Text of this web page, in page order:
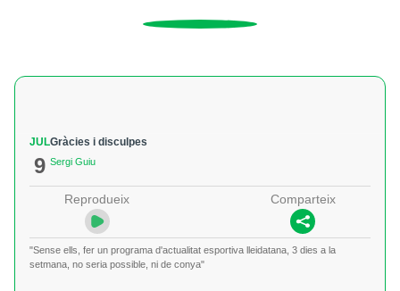
JUL
9
Gràcies i disculpes
Sergi Guiu
Reprodueix Comparteix
"Sense ells, fer un programa d'actualitat esportiva lleidatana, 3 dies a la
setmana, no seria possible, ni de conya"